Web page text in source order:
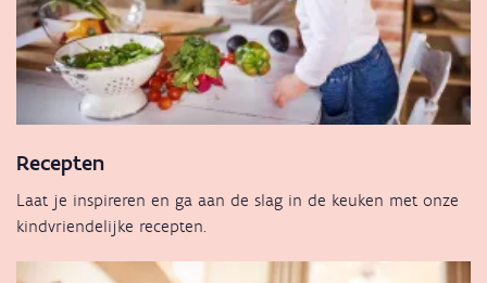
Recepten
Laat je inspireren en ga aan de slag in de keuken met onze
kindvriendelijke recepten.